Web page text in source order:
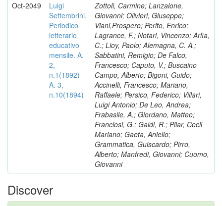
Oct-2049
Luigi
Settembrini.
Periodico
letterario
educativo
mensile. A.
2,
n.1(1892)-
A. 3,
n.10(1894)
Zottoli, Carmine; Lanzalone,
Giovanni; Olivieri, Giuseppe;
Viani,Prospero; Perito, Enrico;
Lagrance, F.; Notari, Vincenzo; Arlìa,
C.; Lioy, Paolo; Alemagna, C. A.;
Sabbatini, Remigio; De Falco,
Francesco; Caputo, V.; Buscaino
Campo, Alberto; Bigoni, Guido;
Accinelli, Francesco; Mariano,
Raffaele; Persico, Federico; Villari,
Luigi Antonio; De Leo, Andrea;
Frabasile, A.; Giordano, Matteo;
Franciosi, G.; Galdi, R.; Pilar, Cecil
Mariano; Gaeta, Aniello;
Grammatica, Guiscardo; Pirro,
Alberto; Manfredi, Giovanni; Cuomo,
Giovanni
Discover